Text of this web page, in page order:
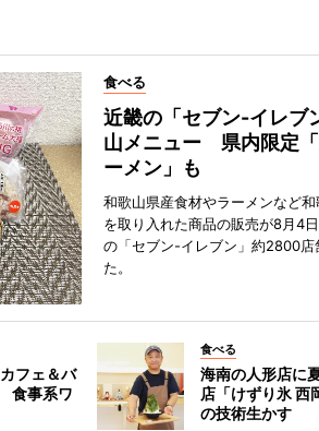
食べる
近畿の「セブン-イレブ
山メニュー 県内限定
ーメン」も
和歌山県産食材やラーメンなど
を取り入れた商品の販売が8月4
の「セブン-イレブン」約2800店
た。
フェ＆バ
食事系ワ
食べる
海南の人形店に
店「けずり氷
の技術生かす